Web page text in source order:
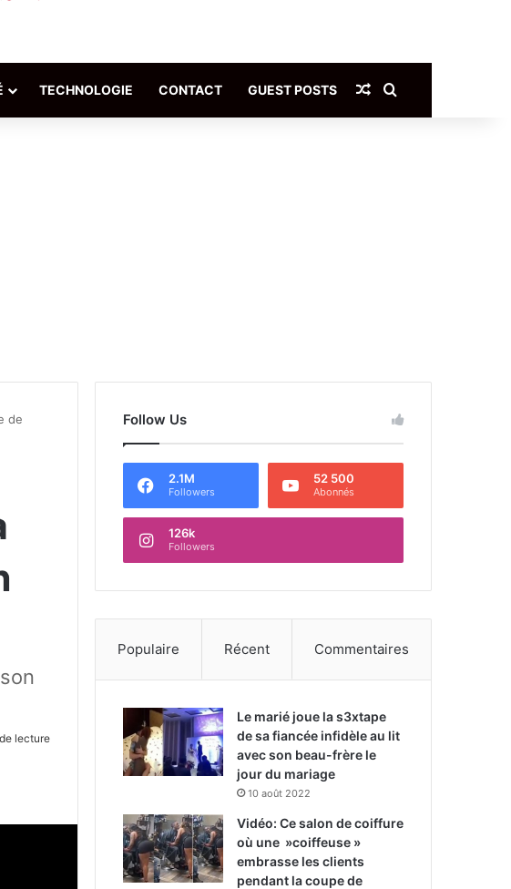
TECHNOLOGIE CONTACT GUEST POSTS Article Aléatoire
de
lecture
Follow Us
2.1M
Followers
52 500
Abonnés
126k
Followers
Populaire Récent Commentaires
Le marié joue la s3xtape
de sa fiancée infidèle au lit
avec son beau-frère le
jour du mariage
10 août 2022
Vidéo: Ce salon de coiffure
où une »coiffeuse »
embrasse les clients
pendant la coupe de